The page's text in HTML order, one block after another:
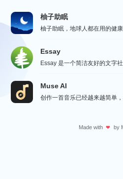
柚子助眠
Essay
Muse AI
Made with ❤ by